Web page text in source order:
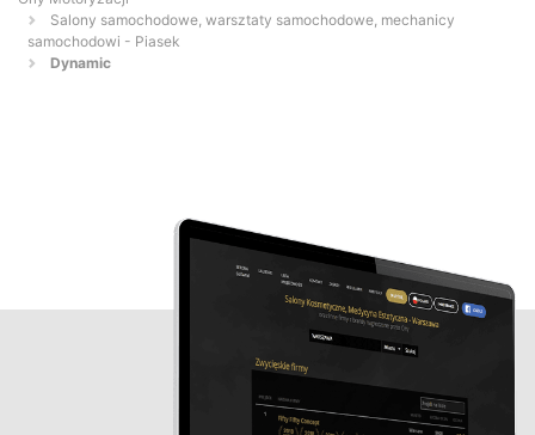
Salony samochodowe, warsztaty samochodowe, mechanicy
samochodowi - Piasek
Dynamic